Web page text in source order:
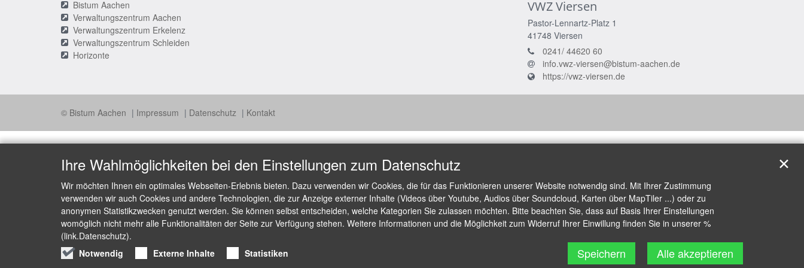
Bistum Aachen
Verwaltungszentrum Aachen
Verwaltungszentrum Erkelenz
Verwaltungszentrum Schleiden
Horizonte
VWZ Viersen
Pastor-Lennartz-Platz 1
41748 Viersen
0241/ 44620 60
info.vwz-viersen@bistum-aachen.de
https://vwz-viersen.de
© Bistum Aachen Impressum Datenschutz Kontakt
Ihre Wahlmöglichkeiten bei den Einstellungen zum Datenschutz
Wir möchten Ihnen ein optimales Webseiten-Erlebnis bieten. Dazu verwenden wir Cookies, die für das Funktionieren unserer Website notwendig sind. Mit Ihrer Zustimmung
verwenden wir auch Cookies und andere Technologien, die zur Anzeige externer Inhalte (Videos über Youtube, Audios über Soundcloud, Karten über MapTiler ...) oder zu
anonymen Statistikzwecken genutzt werden. Sie können selbst entscheiden, welche Kategorien Sie zulassen möchten. Bitte beachten Sie, dass auf Basis Ihrer Einstellungen
womöglich nicht mehr alle Funktionalitäten der Seite zur Verfügung stehen. Weitere Informationen und die Möglichkeit zum Widerruf Ihrer Einwillung finden Sie in unserer %
(link.Datenschutz).
Notwendig
Externe Inhalte Statistiken Speichern Alle akzeptieren
✕